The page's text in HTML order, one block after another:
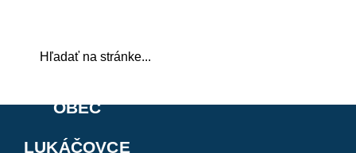
OBEC
LUKÁČOVCE